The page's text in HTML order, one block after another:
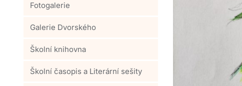
Fotogalerie
Galerie Dvorského
Školní knihovna
Školní časopis a Literární sešity